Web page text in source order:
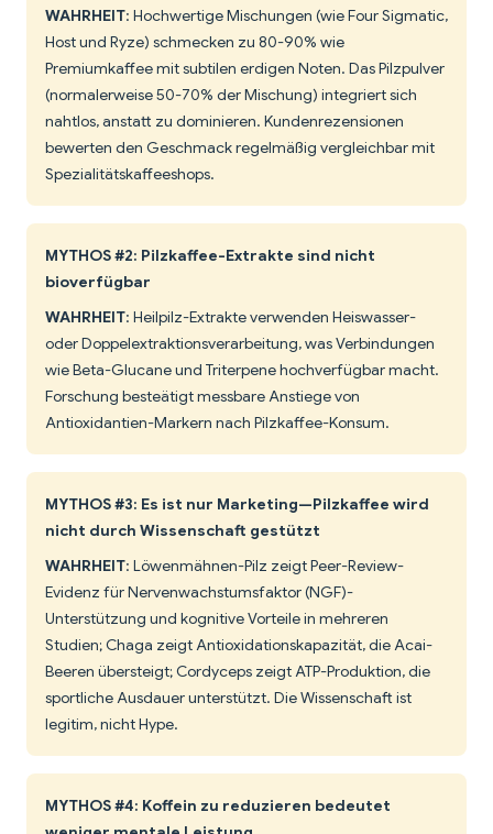
WAHRHEIT: Hochwertige Mischungen (wie Four Sigmatic,
Host und Ryze) schmecken zu 80-90% wie
Premiumkaffee mit subtilen erdigen Noten. Das Pilzpulver
(normalerweise 50-70% der Mischung) integriert sich
nahtlos, anstatt zu dominieren. Kundenrezensionen
bewerten den Geschmack regelmäßig vergleichbar mit
Spezialitätskaffeeshops.
MYTHOS #2: Pilzkaffee-Extrakte sind nicht
bioverfügbar
WAHRHEIT: Heilpilz-Extrakte verwenden Heiswasser-
oder Doppelextraktionsverarbeitung, was Verbindungen
wie Beta-Glucane und Triterpene hochverfügbar macht.
Forschung besteätigt messbare Anstiege von
Antioxidantien-Markern nach Pilzkaffee-Konsum.
MYTHOS #3: Es ist nur Marketing—Pilzkaffee wird
nicht durch Wissenschaft gestützt
WAHRHEIT: Löwenmähnen-Pilz zeigt Peer-Review-
Evidenz für Nervenwachstumsfaktor (NGF)-
Unterstützung und kognitive Vorteile in mehreren
Studien; Chaga zeigt Antioxidationskapazität, die Acai-
Beeren übersteigt; Cordyceps zeigt ATP-Produktion, die
sportliche Ausdauer unterstützt. Die Wissenschaft ist
legitim, nicht Hype.
MYTHOS #4: Koffein zu reduzieren bedeutet